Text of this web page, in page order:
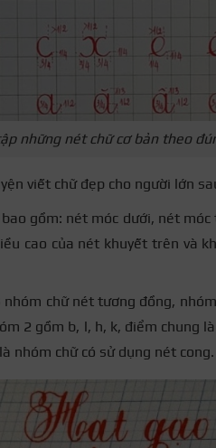
những nét chữ cơ bản theo
viết chữ đẹp cho người lớn
gồm: nét móc dưới, nét
cao của nét khuyết trên và
nhóm chữ nét tương đồng,
2 gồm b, l, h, k, điểm chung
nhóm chữ có sử dụng nét cong.